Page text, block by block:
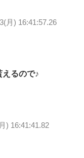
月) 16:41:57.26
るので♪
) 16:41:41.82